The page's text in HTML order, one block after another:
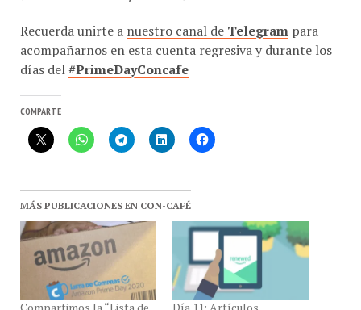
Recuerda unirte a nuestro canal de Telegram para
acompañarnos en esta cuenta regresiva y durante los
días del #PrimeDayConcafe
COMPARTE
MÁS PUBLICACIONES EN CON-CAFÉ
Compartimos la “Lista de
Día 11: Artículos